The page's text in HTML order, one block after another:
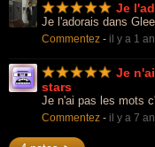
Je
Je l'adorais dans Glee
Commentez - il y a 1 an
Je
stars
Je n'ai pas les mots
Commentez - il y a 7